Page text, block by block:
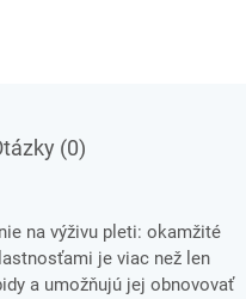
(0)
na výživu pleti: okamžité
je viac než len
a umožňujú jej obnovovať